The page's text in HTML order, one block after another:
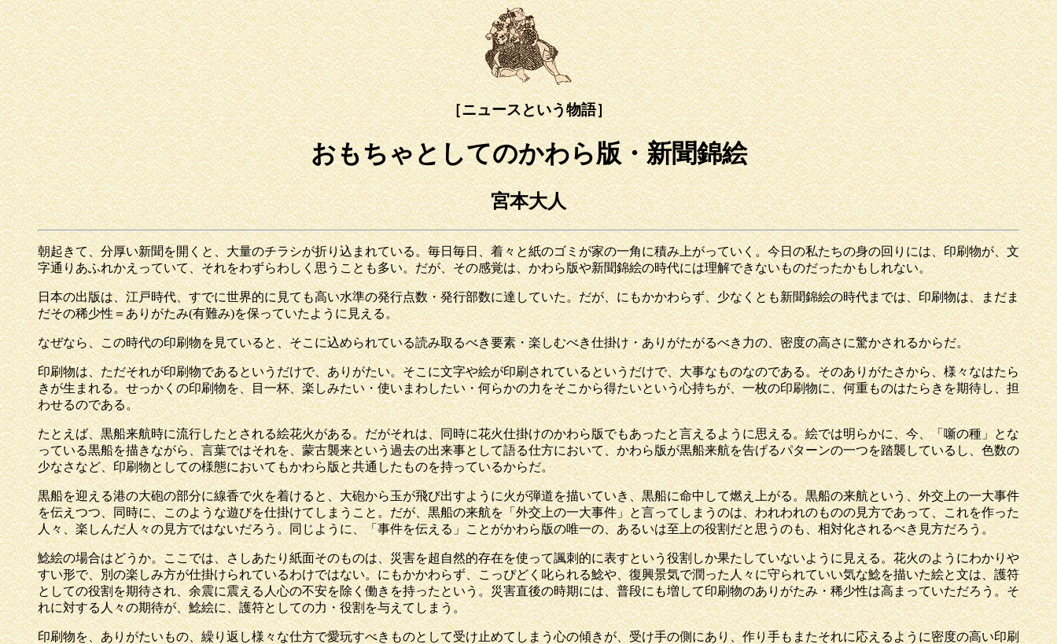
［ニュースという物語］
おもちゃとしてのかわら版・新聞錦絵
宮本大人
朝起きて、分厚い新聞を開くと、大量のチラシが折り込まれている。毎日毎日、着々と紙のゴミが家の一角に積み上がっていく。今日の私たちの身の回りには、印刷物が、文
字通りあふれかえっていて、それをわずらわしく思うことも多い。だが、その感覚は、かわら版や新聞錦絵の時代には理解できないものだったかもしれない。
日本の出版は、江戸時代、すでに世界的に見ても高い水準の発行点数・発行部数に達していた。だが、にもかかわらず、少なくとも新聞錦絵の時代までは、印刷物は、まだま
だその稀少性＝ありがたみ(有難み)を保っていたように見える。
なぜなら、この時代の印刷物を見ていると、そこに込められている読み取るべき要素・楽しむべき仕掛け・ありがたがるべき力の、密度の高さに驚かされるからだ。
印刷物は、ただそれが印刷物であるというだけで、ありがたい。そこに文字や絵が印刷されているというだけで、大事なものなのである。そのありがたさから、様々なはたら
きが生まれる。せっかくの印刷物を、目一杯、楽しみたい・使いまわしたい・何らかの力をそこから得たいという心持ちが、一枚の印刷物に、何重ものはたらきを期待し、担
わせるのである。
たとえば、黒船来航時に流行したとされる絵花火がある。だがそれは、同時に花火仕掛けのかわら版でもあったと言えるように思える。絵では明らかに、今、「噺の種」とな
っている黒船を描きながら、言葉ではそれを、蒙古襲来という過去の出来事として語る仕方において、かわら版が黒船来航を告げるパターンの一つを踏襲しているし、色数の
少なさなど、印刷物としての様態においてもかわら版と共通したものを持っているからだ。
黒船を迎える港の大砲の部分に線香で火を着けると、大砲から玉が飛び出すように火が弾道を描いていき、黒船に命中して燃え上がる。黒船の来航という、外交上の一大事件
を伝えつつ、同時に、このような遊びを仕掛けてしまうこと。だが、黒船の来航を「外交上の一大事件」と言ってしまうのは、われわれのものの見方であって、これを作った
人々、楽しんだ人々の見方ではないだろう。同じように、「事件を伝える」ことがかわら版の唯一の、あるいは至上の役割だと思うのも、相対化されるべき見方だろう。
鯰絵の場合はどうか。ここでは、さしあたり紙面そのものは、災害を超自然的存在を使って諷刺的に表すという役割しか果たしていないように見える。花火のようにわかりや
すい形で、別の楽しみ方が仕掛けられているわけではない。にもかかわらず、こっぴどく叱られる鯰や、復興景気で潤った人々に守られていい気な鯰を描いた絵と文は、護符
としての役割を期待され、余震に震える人心の不安を除く働きを持ったという。災害直後の時期には、普段にも増して印刷物のありがたみ・稀少性は高まっていただろう。そ
れに対する人々の期待が、鯰絵に、護符としての力・役割を与えてしまう。
印刷物を、ありがたいもの、繰り返し様々な仕方で愛玩すべきものとして受け止めてしまう心の傾きが、受け手の側にあり、作り手もまたそれに応えるように密度の高い印刷